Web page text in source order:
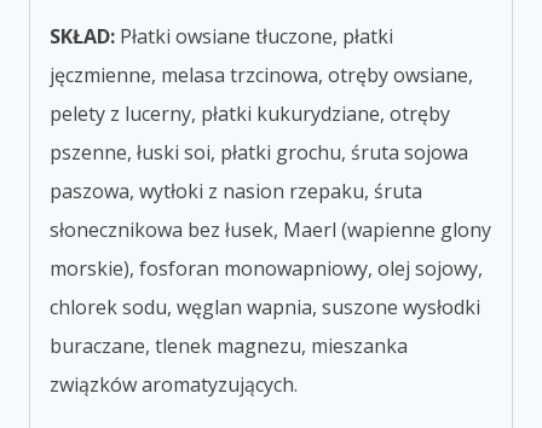
SKŁAD: Płatki owsiane tłuczone, płatki
jęczmienne, melasa trzcinowa, otręby owsiane,
pelety z lucerny, płatki kukurydziane, otręby
pszenne, łuski soi, płatki grochu, śruta sojowa
paszowa, wytłoki z nasion rzepaku, śruta
słonecznikowa bez łusek, Maerl (wapienne glony
morskie), fosforan monowapniowy, olej sojowy,
chlorek sodu, węglan wapnia, suszone wysłodki
buraczane, tlenek magnezu, mieszanka
związków aromatyzujących.